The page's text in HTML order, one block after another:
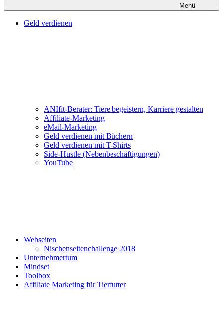
Menü
Geld verdienen
ANIfit-Berater: Tiere begeistern, Karriere gestalten
Affiliate-Marketing
eMail-Marketing
Geld verdienen mit Büchern
Geld verdienen mit T-Shirts
Side-Hustle (Nebenbeschäftigungen)
YouTube
Webseiten
Nischenseitenchallenge 2018
Unternehmertum
Mindset
Toolbox
Affiliate Marketing für Tierfutter